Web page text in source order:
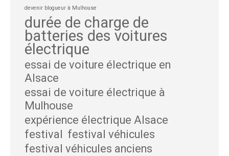
devenir blogueur à Mulhouse
durée de charge de
batteries des voitures
électrique
essai de voiture électrique en
Alsace
essai de voiture électrique à
Mulhouse
expérience électrique Alsace
festival festival véhicules
festival véhicules anciens